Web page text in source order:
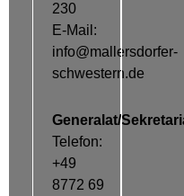
230
E-Mail:
info@mallersdorfer-
schwestern.de
Generalat/
Telefon:
+49
8772 69